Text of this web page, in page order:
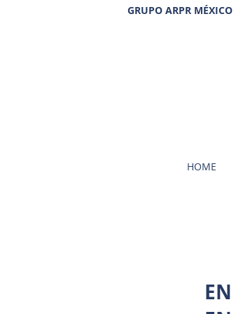
GRUPO ARPR MÉXICO
HOME